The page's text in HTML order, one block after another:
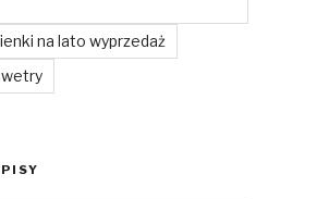
na lato wyprzedaż